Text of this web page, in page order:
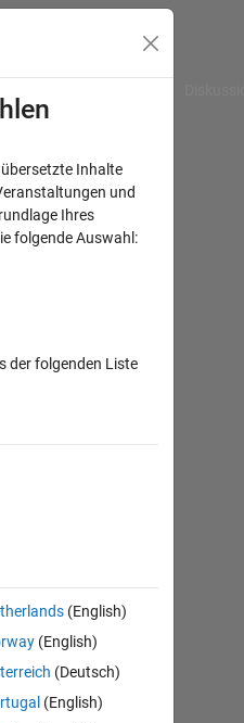
übersetzte Inhalte
und
Ihres
folgende Auswahl:
der folgenden Liste
(English)
(English)
(Deutsch)
(English)